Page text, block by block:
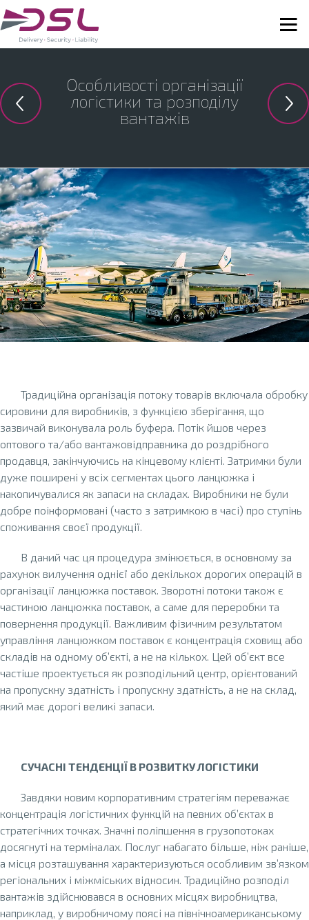
Особливості організації
логістики та розподілу
вантажів
Традиційна організація потоку товарів включала обробку
сировини для виробників, з функцією зберігання, що
зазвичай виконувала роль буфера. Потік йшов через
оптового та/або вантажовідправника до роздрібного
продавця, закінчуючись на кінцевому клієнті. Затримки були
дуже поширені у всіх сегментах цього ланцюжка і
накопичувалися як запаси на складах. Виробники не були
добре поінформовані (часто з затримкою в часі) про ступінь
споживання своєї продукції.
В даний час ця процедура змінюється, в основному за
рахунок вилучення однієї або декількох дорогих операцій в
організації ланцюжка поставок. Зворотні потоки також є
частиною ланцюжка поставок, а саме для переробки та
повернення продукції. Важливим фізичним результатом
управління ланцюжком поставок є концентрація сховищ або
складів на одному об’єкті, а не на кількох. Цей об’єкт все
частіше проектується як розподільний центр, орієнтований
на пропускну здатність і пропускну здатність, а не на склад,
який має дорогі великі запаси.
СУЧАСНІ ТЕНДЕНЦІЇ В РОЗВИТКУ ЛОГІСТИКИ
Завдяки новим корпоративним стратегіям переважає
концентрація логістичних функцій на певних об’єктах в
стратегічних точках. Значні поліпшення в грузопотоках
досягнуті на терміналах. Послуг набагато більше, ніж раніше,
а місця розташування характеризуються особливим зв’язком
регіональних і міжміських відносин. Традиційно розподіл
вантажів здійснювався в основних місцях виробництва,
наприклад, у виробничому поясі на північноамериканському